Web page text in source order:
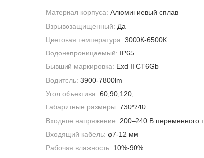
Материал корпуса: Алюминиевый сплав
Взрывозащищенный: Да
Цветовая температура: 3000К-6500К
Водонепроницаемый: IP65
Бывший маркировка: Exd II CT6Gb
Водитель: 3900-7800lm
Угол объектива: 60,90,120,
Габаритные размеры: 730*240
Входное напряжение: 200–240 В переменного
Входящий кабель: φ7-12 мм
Рабочая влажность: 10%-90%